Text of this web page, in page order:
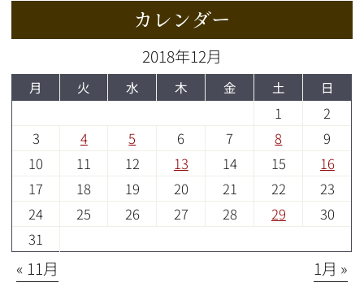
カレンダー
2018年12月
月 火 水 木 金 土 日
1
2
3
4 5 6 7 8
9
10
11 12 13 14 15
16
17
18 19 20 21 22
23
24
25 26 27 28 29
30
31
« 11月 1月 »